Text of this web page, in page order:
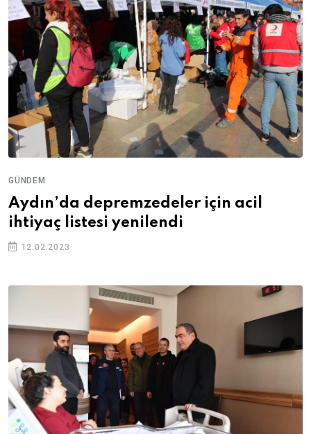
GÜNDEM
Aydın’da depremzedeler için acil
ihtiyaç listesi yenilendi
12.02.2023